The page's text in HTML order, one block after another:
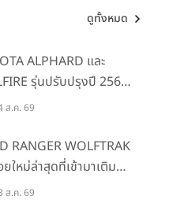
ดูทั้งหมด
ALPHARD และ
รุ่นปรับปรุงปี 2569
นย่อยใหม่ HEV
ส.ค. 69
RANGER WOLFTRAK
ใหม่ล่าสุดที่เข้ามาเติม
ลน์อัป พร้อมตอบโจทย์ทุก
ส.ค. 69